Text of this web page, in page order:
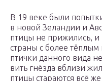
В 19 веке были
в новой Зеландии и
птицы не прижились, и
страны с более
птички данного вида
вить гнёзда вблизи
птицы стараются всё